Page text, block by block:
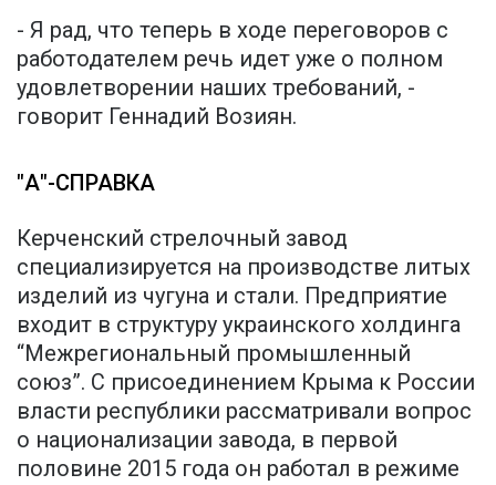
- Я рад, что теперь в ходе переговоров с
работодателем речь идет уже о полном
удовлетворении наших требований, -
говорит Геннадий Возиян.
"А"-СПРАВКА
Керченский стрелочный завод
специализируется на производстве литых
изделий из чугуна и стали. Предприятие
входит в структуру украинского холдинга
“Межрегиональный промышленный
союз”. С присоединением Крыма к России
власти республики рассматривали вопрос
о национализации завода, в первой
половине 2015 года он работал в режиме